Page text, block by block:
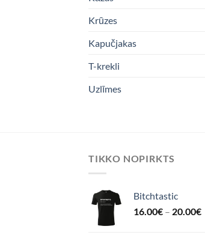
Krūzes
Kapučjakas
T-krekli
Uzlīmes
TIKKO NOPIRKTS
Bitchtastic
16.00€ – 20.00€